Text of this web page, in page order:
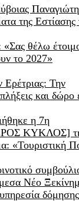
της Εστίασης
θέλω
το 2027»
Ερέτριας: Την
και δώρο
η 7η
ΚΥΚΛΟΣ]
«Τουριστική
Νέο